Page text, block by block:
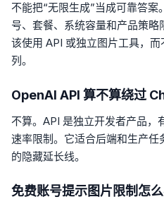
不能把“无限生成”当成可靠答
号、套餐、系统容量和产品策
该使用 API 或独立图片工具，
列。
OpenAI API 算不算绕过
不算。API 是独立开发者产品，
速率限制。它适合后端和生产
的隐藏延长线。
免费账号提示图片限制怎么